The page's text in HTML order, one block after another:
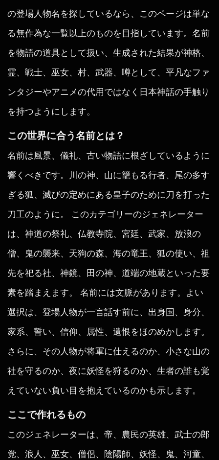
の登場人物名を探しているなら、このページは単な
る無作為な一覧以上のものを目指しています。名前
を物語の道具として扱い、生成された結果が神格、
霊、戦士、巫女、村、武器、噂として、平凡なファ
ンタジーやアニメの代用ではなく日本神話の手触り
を持つようにします。
この世界に合う名前とは？
名前は風景、儀礼、古い物語に根ざしているように
響くべきです。川の神、山に籠もる行者、尾の多す
ぎる狐、滅びの定めにある皇子のために刀を打った
刀工のように。 このカテゴリーのジェネレーター
は、神道の祭礼、仏教寺院、宮廷、武家、放浪の
僧、鬼の襲来、天狗の森、海の竜王、狐の使い、祖
先を祀る社、神鏡、田の神、道端の地蔵といった要
素を踏まえます。 名前には文脈があります。よい
選択は、登場人物が一言話す前に、出身国、身分、
家系、誓い、信仰、属性、遺恨をほのめかします。
さらに、その人物が将軍に仕えるのか、小さな山の
社を守るのか、夜に妖怪を狩るのか、生者の誰も覚
えていない負い目を抱えているのかも示します。
ここで作れるもの
このジェネレーターは、帝、農民の英雄、武士の郎
党、浪人、巫女、僧侶、陰陽師、妖怪、鬼、河童、